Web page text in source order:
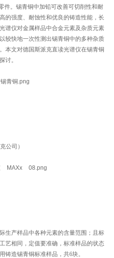
件。锡青铜中加铅可改善可切削性和耐
的强度、耐蚀性和优良的铸造性能，长
谱仪对金属样品中合金元素及杂质元素
较快地一次性测出锡青铜中的多种杂质
本文对德国斯派克直读光谱仪在锡青铜
讨。
司）
生产样品中各种元素的含量范围；且标
艺相同，定值要准确，标准样品的状态
铸造锡青铜标准样品，共6块。